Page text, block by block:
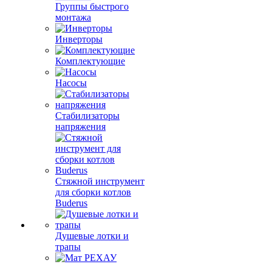
Группы быстрого
монтажа
Инверторы
Комплектующие
Насосы
Стабилизаторы
напряжения
Стяжной инструмент
для сборки котлов
Buderus
Душевые лотки и
трапы